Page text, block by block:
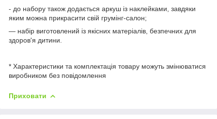
- до набору також додається аркуш із наклейками, завдяки
яким можна прикрасити свій грумінг-салон;
— набір виготовлений із якісних матеріалів, безпечних для
здоров'я дитини.
* Характеристики та комплектація товару можуть змінюватися
виробником без повідомлення
Приховати